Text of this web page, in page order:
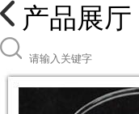
产品展厅